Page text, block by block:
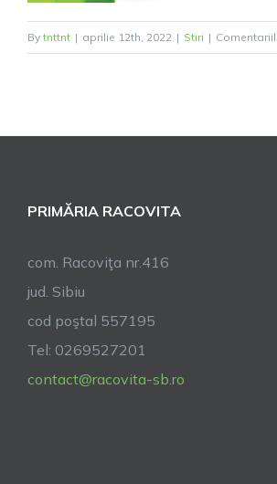
By tnttnt | aprilie 12th, 2022 | Stiri |
PRIMĂRIA RACOVITA
com. Racoviţa nr.416
jud. Sibiu
cod poştal 557195
Tel: 0269527201
contact@racovita-sb.ro